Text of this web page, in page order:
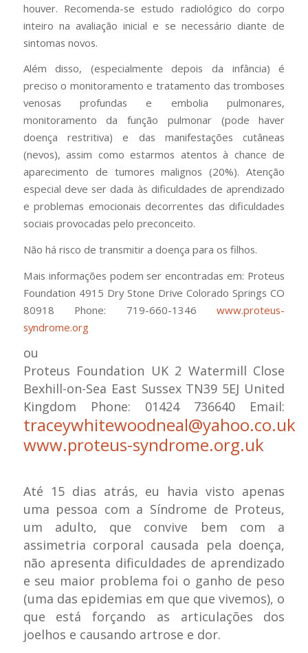
houver. Recomenda-se estudo radiológico do corpo
inteiro na avaliação inicial e se necessário diante de
sintomas novos.
Além disso, (especialmente depois da infância) é
preciso o monitoramento e tratamento das tromboses
venosas profundas e embolia pulmonares,
monitoramento da função pulmonar (pode haver
doença restritiva) e das manifestações cutâneas
(nevos), assim como estarmos atentos à chance de
aparecimento de tumores malignos (20%). Atenção
especial deve ser dada às dificuldades de aprendizado
e problemas emocionais decorrentes das dificuldades
sociais provocadas pelo preconceito.
Não há risco de transmitir a doença para os filhos.
Mais informações podem ser encontradas em: Proteus
Foundation 4915 Dry Stone Drive Colorado Springs CO
80918 Phone: 719-660-1346www.proteus-
syndrome.org
ou
Proteus Foundation UK 2 Watermill Close
Bexhill-on-Sea East Sussex TN39 5EJ United
Kingdom Phone: 01424 736640 Email:
traceywhitewoodneal@yahoo.co.uk
www.proteus-syndrome.org.uk
Até 15 dias atrás, eu havia visto apenas
uma pessoa com a Síndrome de Proteus,
um adulto, que convive bem com a
assimetria corporal causada pela doença,
não apresenta dificuldades de aprendizado
e seu maior problema foi o ganho de peso
(uma das epidemias em que que vivemos), o
que está forçando as articulações dos
joelhos e causando artrose e dor.